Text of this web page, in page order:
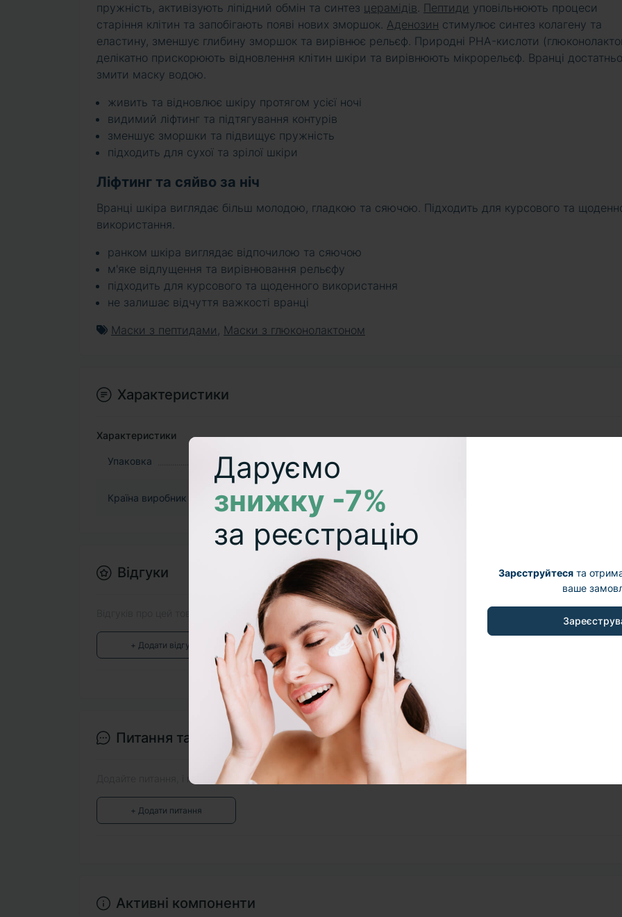
Даруємо
знижку -7%
за реєстрацію
Зарєструйтесята
ваше
пружність, активізують ліпідний обмін та синтез церамідів. Пептиди уповільнюють процеси
старіння клітин та запобігають появі нових зморшок. Аденозин стимулює синтез колагену та
еластину, зменшує глибину зморшок та вирівнює рельєф. Природні PHA-кислоти
делікатно прискорюють відновлення клітин шкіри та вирівнюють мікрорельєф. Вранці достатньо
змити маску водою.
живить та відновлює шкіру протягом усієї ночі
видимий ліфтинг та підтягування контурів
зменшує зморшки та підвищує пружність
підходить для сухої та зрілої шкіри
Ліфтинг та сяйво за ніч
Вранці шкіра виглядає більш молодою, гладкою та сяючою. Підходить для курсового та
використання.
ранком шкіра виглядає відпочилою та сяючою
м'яке відлущення та вирівнювання рельєфу
підходить для курсового та щоденного використання
не залишає відчуття важкості вранці
Маски з пептидами , Маски з глюконолактоном
Характеристики
Характеристики
Упаковка
Країна виробник Південна Корея
Відгуки
Відгуків про цей товар ще не було.
+ Додати відгук
Питання та відповіді
Додайте питання, і ми відповімо найближчим часом.
+ Додати питання
Активні компоненти